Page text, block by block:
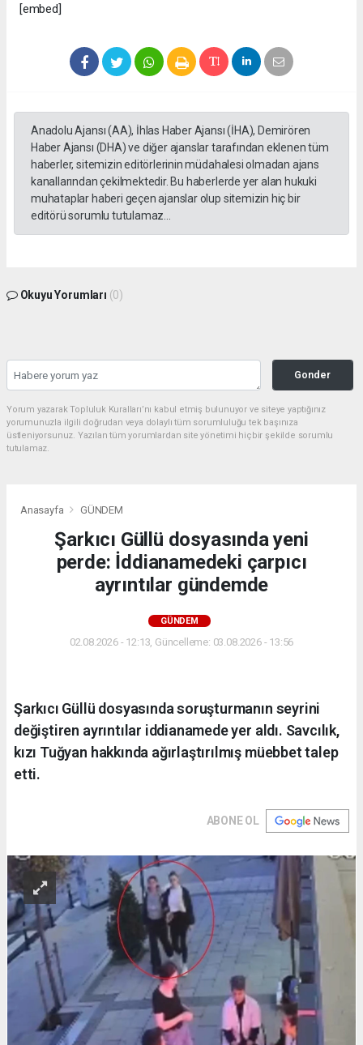
[embed]
Anadolu Ajansı (AA), İhlas Haber Ajansı (İHA), Demirören
Haber Ajansı (DHA) ve diğer ajanslar tarafından eklenen tüm
haberler, sitemizin editörlerinin müdahalesi olmadan ajans
kanallarından çekilmektedir. Bu haberlerde yer alan hukuki
muhataplar haberi geçen ajanslar olup sitemizin hiç bir
editörü sorumlu tutulamaz...
Okuyu Yorumları (0)
Gonder
Yorum yazarak Topluluk Kuralları’nı kabul etmiş bulunuyor ve siteye yaptığınız
yorumunuzla ilgili doğrudan veya dolaylı tüm sorumluluğu tek başınıza
üstleniyorsunuz. Yazılan tüm yorumlardan site yönetimi hiçbir şekilde sorumlu
tutulamaz.
Anasayfa GÜNDEM
Şarkıcı Güllü dosyasında yeni
perde: İddianamedeki çarpıcı
ayrıntılar gündemde
GÜNDEM
02.08.2026 - 12:13, Güncelleme: 03.08.2026 - 13:56
Şarkıcı Güllü dosyasında soruşturmanın seyrini
değiştiren ayrıntılar iddianamede yer aldı. Savcılık,
kızı Tuğyan hakkında ağırlaştırılmış müebbet talep
etti.
ABONE OL